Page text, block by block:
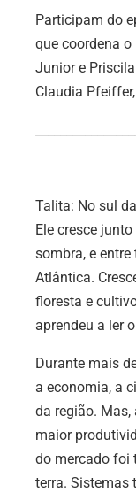
Participam do
que coordena
Junior e Priscila
Claudia
Talita: No sul
Ele cresce
sombra, e
Atlântica.
floresta e
aprendeu a ler
Durante mais
a economia, a
da região.
maior
do mercado foi
terra.